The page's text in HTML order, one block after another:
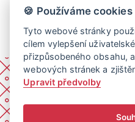
🍪 Používáme cookies
Tyto webové stránky
cílem vylepšení
přizpůsobeného obsahu,
webových stránek a
Upravit předvolby